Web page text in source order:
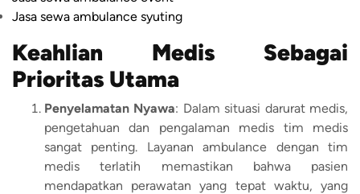
Jasa sewa ambulance syuting
Keahlian Medis Sebagai
Prioritas Utama
Penyelamatan Nyawa: Dalam situasi darurat medis,
pengetahuan dan pengalaman medis tim medis
sangat penting. Layanan ambulance dengan tim
medis terlatih memastikan bahwa pasien
mendapatkan perawatan yang tepat waktu, yang